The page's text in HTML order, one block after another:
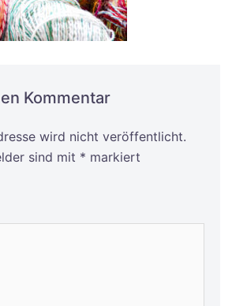
Kommentar
wird nicht veröffentlicht.
sind mit * markiert